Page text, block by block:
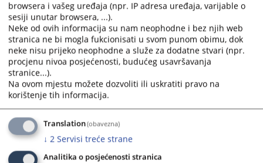
ili neposredno u prijemnu kancelariju.
13100PREGLEDA
browsera i vašeg uređaja (npr. IP adresa uređaja, varijable o
sesiji unutar browsera, ...).
Neke od ovih informacija su nam neophodne i bez njih web
stranica ne bi mogla fukcionisati u svom punom obimu, dok
neke nisu prijeko neophodne a služe za dodatne stvari (npr.
procjenu nivoa posjećenosti, budućeg usavršavanja
stranice...).
Na ovom mjestu možete dozvoliti ili uskratiti pravo na
korištenje tih informacija.
Translation(obavezna)
↓ 2 Servisi treće strane
Analitika o posjećenosti stranica